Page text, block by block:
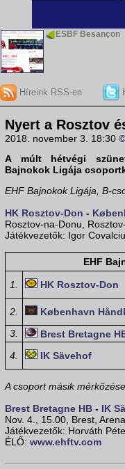
ESBF Besançon
Híreink RSS-en
Nyert a Rosztov
2018. november 3. 18:30
A múlt hétvégi
Bajnokok Ligája
EHF Bajnokok Ligája, B-
HK Rosztov-Don -
Rosztov-na-Donu,
Játékvezetők: Igor
EHF
1. HK Rosztov-Don
2. København
3.
Brest Bretagne
4.
IK Sävehof
A csoport másik
Brest Bretagne HB - IK
Nov. 4., 15.00, Brest,
Játékvezetők: Horváth
ÉLŐ: www.ehftv.com